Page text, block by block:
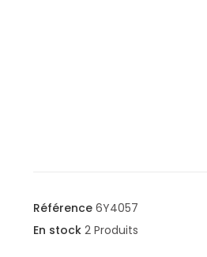
Référence 6Y4057
En stock 2 Produits